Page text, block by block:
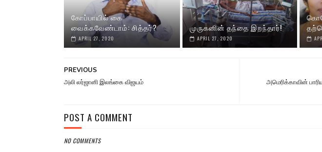
கோப்பாயில் கை
வைக்கவேண்டாம்: சித்தர்?
APRIL 27, 2020
முருகனின் தந்தை இறந்தார்!
APRIL 27, 2020
அமெரிக்காவின்
PREVIOUS
அலி லர்ஜானி இலங்கை விஜயம்
POST A COMMENT
NO COMMENTS